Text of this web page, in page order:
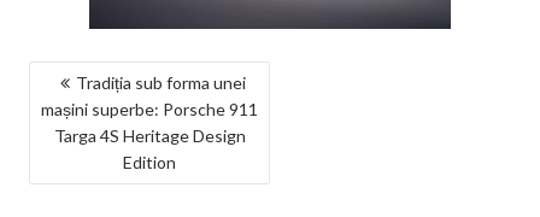
NAVIGARE
ÎN
ARTICOLE
Tradiția sub forma unei
mașini superbe: Porsche 911
Targa 4S Heritage Design
Edition